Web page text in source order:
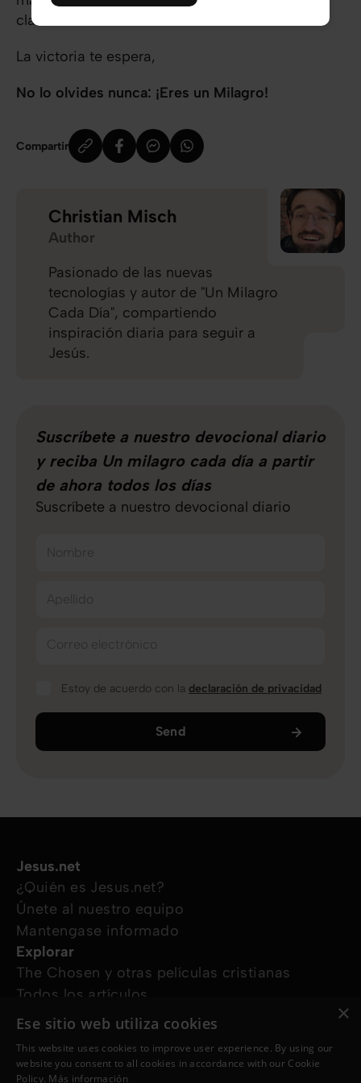
claves.
La victoria te espera,
No lo olvides nunca: ¡Eres un Milagro!
Compartir
Christian Misch
Author
Pasionado de las nuevas
tecnologías y autor de "Un Milagro
Cada Día", compartiendo
inspiración diaria para seguir a
Jesús.
Suscríbete a nuestro devocional diario
y reciba Un milagro cada día a partir
de ahora todos los días
Suscríbete a nuestro devocional diario
Nombre
Apellido
Correo electrónico
Estoy de acuerdo con la declaración de privacidad
Send
Jesus.net
¿Quién es Jesus.net?
Únete al nuestro equipo
Mantengase informado
Explorar
The Chosen y otras películas cristianas
Todos los artículos
Cursos online
¿Cómo podemos ayudarte?
×
Ese sitio web utiliza cookies
This website uses cookies to improve user experience. By using our
website you consent to all cookies in accordance with our Cookie
Policy. Más información